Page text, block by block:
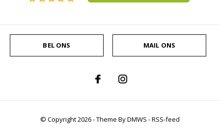
BEL ONS MAIL ONS
© Copyright2026- Theme ByDMWS -RSS-feed